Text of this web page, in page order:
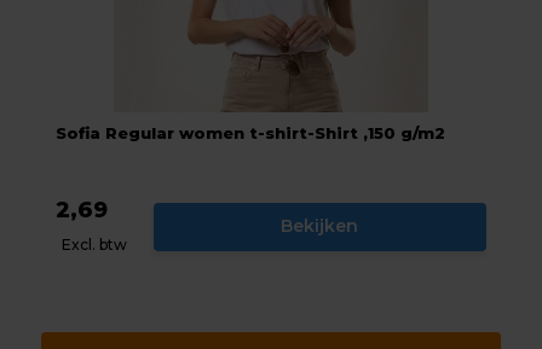
Sofia Regular women t-shirt-Shirt ,150 g/m2
2,69
Excl. btw
Bekijken